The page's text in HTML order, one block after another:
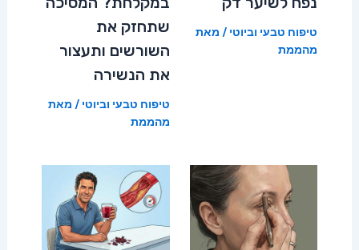
טיפוח טבעי וביוטי / מאת
מהממת
שתחזק את
השורשים ותעצור
את הנשירה
טיפוח טבעי וביוטי / מאת
מהממת